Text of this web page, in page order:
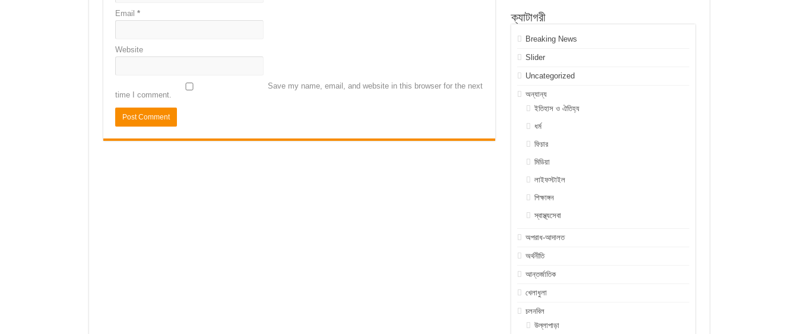
Email *
Website
Save my name, email, and website in this browser for the next
time I comment.
ক্যাটাগরী
Breaking News
Slider
Uncategorized
অন্যান্য
ইতিহাস ও ঐতিহ্য
ধর্ম
ফিচার
মিডিয়া
লাইফস্টাইল
শিক্ষাঙ্গন
স্বাস্থ্যসেবা
অপরাধ-আদালত
অর্থনীতি
আন্তর্জাতিক
খেলাধুলা
চলনবিল
উল্লাপাড়া